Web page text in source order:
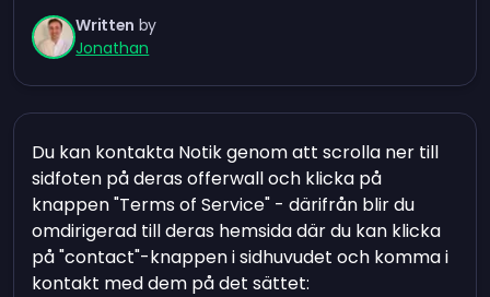
Written by
Jonathan
Du kan kontakta Notik genom att scrolla ner till
sidfoten på deras offerwall och klicka på
knappen "Terms of Service" - därifrån blir du
omdirigerad till deras hemsida där du kan klicka
på "contact"-knappen i sidhuvudet och komma i
kontakt med dem på det sättet: